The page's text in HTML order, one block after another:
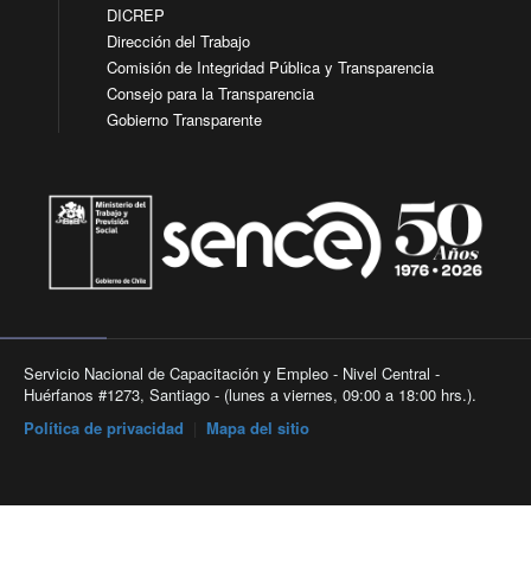
DICREP
Dirección del Trabajo
Comisión de Integridad Pública y Transparencia
Consejo para la Transparencia
Gobierno Transparente
Servicio Nacional de Capacitación y Empleo - Nivel Central -
Huérfanos #1273, Santiago - (lunes a viernes, 09:00 a 18:00 hrs.).
Política de privacidad
Mapa del sitio